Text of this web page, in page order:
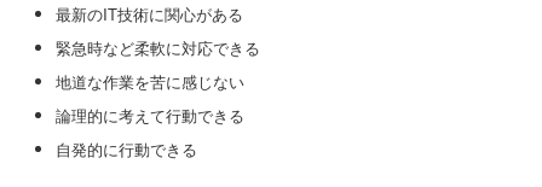
最新のIT技術に関心がある
緊急時など柔軟に対応できる
地道な作業を苦に感じない
論理的に考えて行動できる
自発的に行動できる